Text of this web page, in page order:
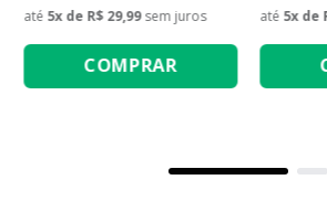
até 5x de R$ 29,99 sem juros
COMPRAR
até 5x de